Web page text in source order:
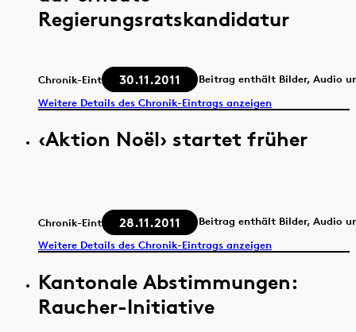
Regierungsratskandidatur
Chronik-Eintrag 30.11.2011
Beitrag enthält Bilder, Audio
Weitere Details des Chronik-Eintrags anzeigen
‹Aktion Noël› startet früher
Chronik-Eintrag 28.11.2011
Beitrag enthält Bilder, Audio
Weitere Details des Chronik-Eintrags anzeigen
Kantonale Abstimmungen:
Raucher-Initiative